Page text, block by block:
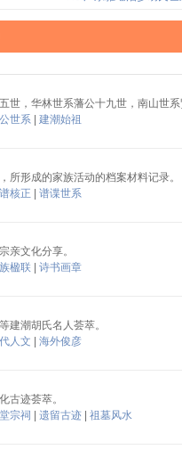
世，华林世系藩公十九世，南山世
世系
建潮始祖
所形成的家族活动的档案材料记录。
核正
谱谍世系
亲文化分享。
楹联
诗书画章
建潮胡氏名人荟萃。
人文
海外俊彦
古迹荟萃。
宗祠 遗留古迹
祖墓风水